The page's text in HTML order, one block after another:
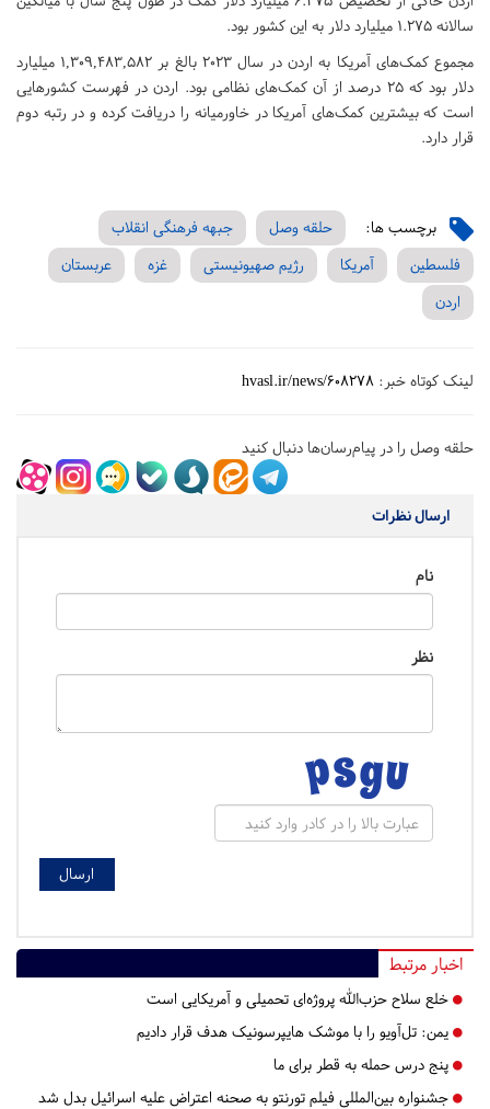
سالانه 1.275 میلیارد دلار به این کشور بود.
مجموع کمک‌های آمریکا به اردن در سال 2023 بالغ بر 1,309,483,582 میلیارد
دلار بود که 25 درصد از آن کمک‌های نظامی بود. اردن در فهرست کشورهایی
است که بیشترین کمک‌های آمریکا در خاورمیانه را دریافت کرده و در رتبه دوم
قرار دارد.
برچسب ها: حلقه وصل
جبهه فرهنگی انقلاب
فلسطین
آمریکا رژیم صهیونیستی غزه
عربستان
اردن
لینک کوتاه خبر: hvasl.ir/news/608278
حلقه وصل را در پیام‌رسان‌ها دنبال کنید
ارسال نظرات
نام
نظر
اخبار مرتبط
خلع سلاح حزب‌الله پروژه‌ای تحمیلی و آمریکایی است
یمن: تل‌آویو را با موشک هایپرسونیک هدف قرار دادیم
پنج درس‌ حمله به قطر برای ما
جشنواره بین‌المللی فیلم تورنتو به صحنه اعتراض علیه اسرائیل بدل شد